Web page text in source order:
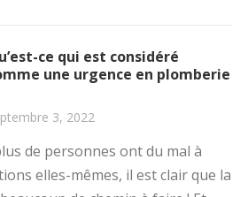
ce qui est considéré
une urgence en plomberie
3, 2022
de personnes ont du mal à
elles-mêmes, il est clair que la